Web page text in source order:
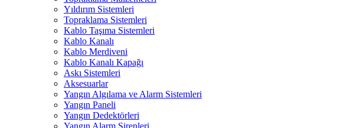
Yıldırım Sistemleri
Topraklama Sistemleri
Kablo Taşıma Sistemleri
Kablo Kanalı
Kablo Merdiveni
Kablo Kanalı Kapağı
Askı Sistemleri
Aksesuarlar
Yangın Algılama ve Alarm Sistemleri
Yangın Paneli
Yangın Dedektörleri
Yangın Alarm Sirenleri